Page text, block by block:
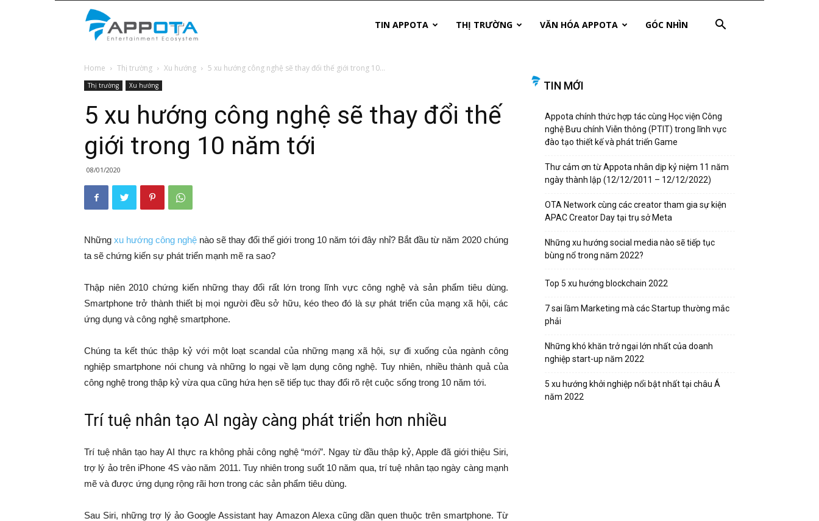
News
TIN APPOTA THỊ TRƯỜNG VĂN HÓA APPOTA GÓC NHÌN
Home Thị trường Xu hướng 5 xu hướng công nghệ sẽ thay đổi thế giới trong 10...
Thị trường Xu hướng
5 xu hướng công nghệ sẽ thay đổi thế
giới trong 10 năm tới
08/01/2020
Nhữngxu hướng công nghệ nào sẽ thay đổi thế giới trong 10 năm tới đây nhỉ? Bắt đầu từ năm 2020 chúng
ta sẽ chứng kiến sự phát triển mạnh mẽ ra sao?
Thập niên 2010 chứng kiến những thay đổi rất lớn trong lĩnh vực công nghệ và sản phẩm tiêu dùng.
Smartphone trở thành thiết bị mọi người đều sở hữu, kéo theo đó là sự phát triển của mạng xã hội, các
ứng dụng và công nghệ smartphone.
Chúng ta kết thúc thập kỷ với một loạt scandal của những mạng xã hội, sự đi xuống của ngành công
nghiệp smartphone nói chung và những lo ngại về lạm dụng công nghệ. Tuy nhiên, nhiều thành quả của
công nghệ trong thập kỷ vừa qua cũng hứa hẹn sẽ tiếp tục thay đổi rõ rệt cuộc sống trong 10 năm tới.
Trí tuệ nhân tạo AI ngày càng phát triển hơn nhiều
Trí tuệ nhân tạo hay AI thực ra không phải công nghệ “mới”. Ngay từ đầu thập kỷ, Apple đã giới thiệu Siri,
trợ lý ảo trên iPhone 4S vào năm 2011. Tuy nhiên trong suốt 10 năm qua, trí tuệ nhân tạo ngày càng mạnh
mẽ và được ứng dụng rộng rãi hơn trong các sản phẩm tiêu dùng.
Sau Siri, những trợ lý ảo Google Assistant hay Amazon Alexa cũng dần quen thuộc trên smartphone. Từ
TIN MỚI
Appota chính thức hợp tác cùng Học viện Công
nghệ Bưu chính Viễn thông (PTIT) trong lĩnh vực
đào tạo thiết kế và phát triển Game
Thư cảm ơn từ Appota nhân dịp kỷ niệm 11 năm
ngày thành lập (12/12/2011 – 12/12/2022)
OTA Network cùng các creator tham gia sự kiện
APAC Creator Day tại trụ sở Meta
Những xu hướng social media nào sẽ tiếp tục
bùng nổ trong năm 2022?
Top 5 xu hướng blockchain 2022
7 sai lầm Marketing mà các Startup thường mắc
phải
Những khó khăn trở ngại lớn nhất của doanh
nghiệp start-up năm 2022
5 xu hướng khởi nghiệp nổi bật nhất tại châu Á
năm 2022